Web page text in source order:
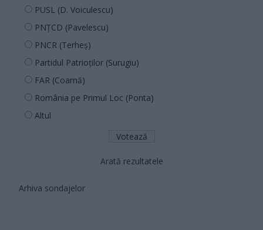
PUSL (D. Voiculescu)
PNȚCD (Pavelescu)
PNCR (Terheș)
Partidul Patrioților (Surugiu)
FAR (Coarnă)
România pe Primul Loc (Ponta)
Altul
Arată rezultatele
Arhiva sondajelor